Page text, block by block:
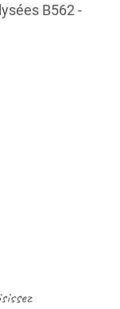
B562 -